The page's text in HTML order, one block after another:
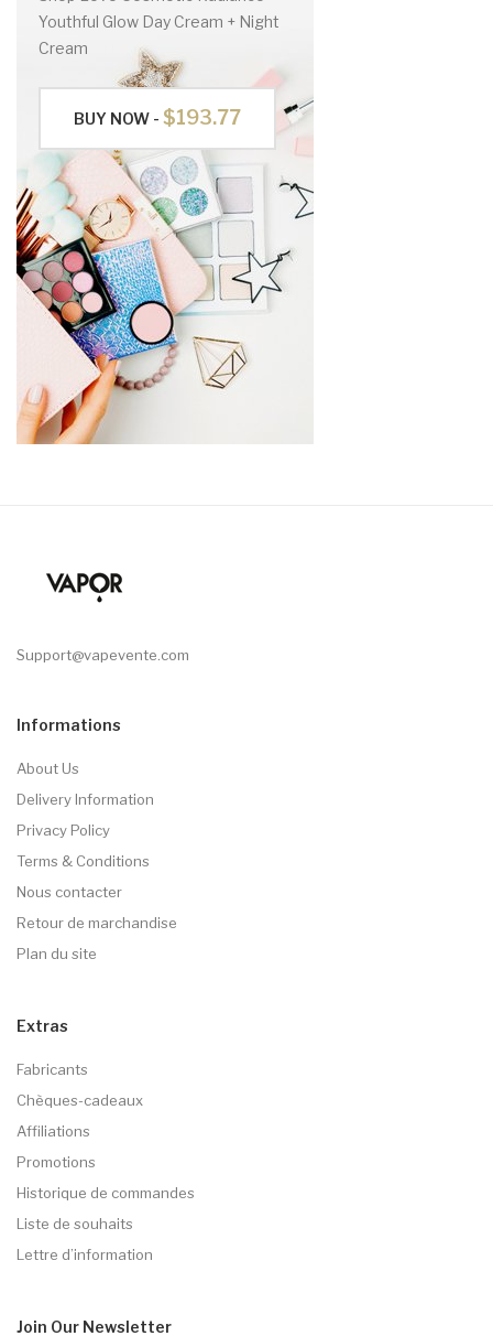
Youthful Glow Day Cream + Night
Cream
BUY NOW - $193.77
Support@vapevente.com
Informations
About Us
Delivery Information
Privacy Policy
Terms & Conditions
Nous contacter
Retour de marchandise
Plan du site
Extras
Fabricants
Chèques-cadeaux
Affiliations
Promotions
Historique de commandes
Liste de souhaits
Lettre d’information
Join Our Newsletter